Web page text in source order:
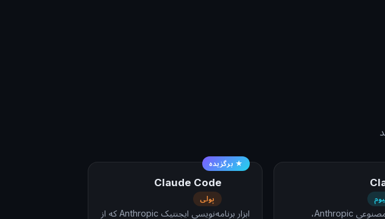
دستیار هوش مصنوعی Anthropic،
★ برگزیده
Claude Code
پولی
ابزار برنامه‌نویسی ایجنتیک Anthropic که از